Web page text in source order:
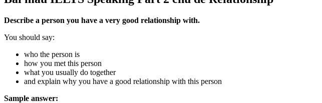
Describe a person you have a very good relationship with.
You should say:
who the person is
how you met this person
what you usually do together
and explain why you have a good relationship with this person
Sample answer: